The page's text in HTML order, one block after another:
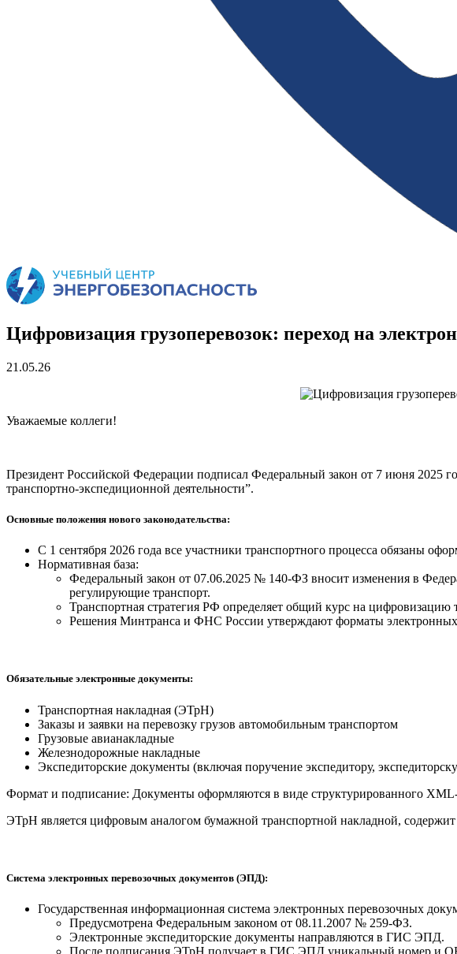
Цифровизация грузоперевозок: переход на
21.05.26
Уважаемые коллеги!
Президент Российской Федерации подписал Федеральный закон от 7 июня 2025
транспортно-экспедиционной деятельности”.
Основные положения нового законодательства:
С 1 сентября 2026 года все участники транспортного процесса обязаны
Нормативная база:
Федеральный закон от 07.06.2025 № 140-ФЗ вносит изменения в
регулирующие транспорт.
Транспортная стратегия РФ определяет общий курс на цифровизацию
Решения Минтранса и ФНС России утверждают форматы электронных
Обязательные электронные документы:
Транспортная накладная (ЭТрН)
Заказы и заявки на перевозку грузов автомобильным транспортом
Грузовые авианакладные
Железнодорожные накладные
Экспедиторские документы (включая поручение экспедитору,
Формат и подписание: Документы оформляются в виде структурированного
ЭТрН является цифровым аналогом бумажной транспортной накладной,
Система электронных перевозочных документов (ЭПД):
Государственная информационная система электронных перевозочных
Предусмотрена Федеральным законом от 08.11.2007 № 259-ФЗ.
Электронные экспедиторские документы направляются в ГИС ЭПД.
После подписания ЭТрН получает в ГИС ЭПД уникальный номер и